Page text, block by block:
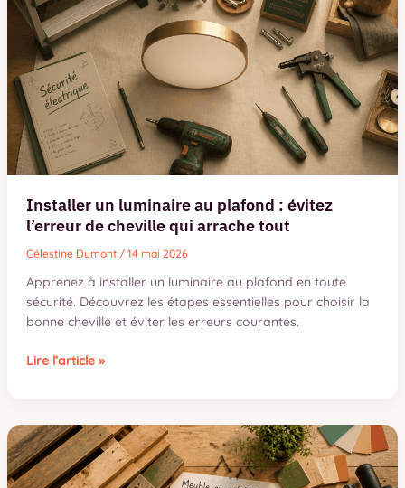
Installer un luminaire au plafond : évitez
l’erreur de cheville qui arrache tout
Célestine Dumont / 14 mai 2026
Apprenez à installer un luminaire au plafond en toute
sécurité. Découvrez les étapes essentielles pour choisir la
bonne cheville et éviter les erreurs courantes.
Installer
plafond
:
évitez
Lire l’article »